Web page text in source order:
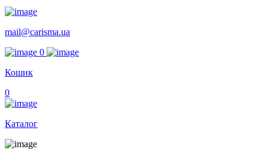
mail@carisma.ua
0
Кошик
0
Каталог